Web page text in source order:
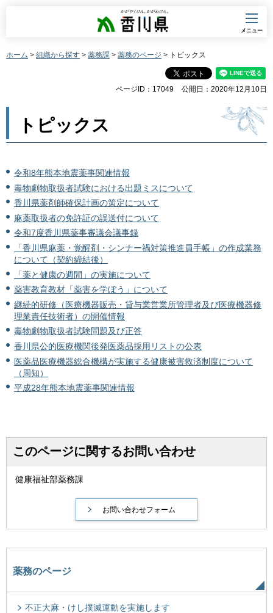
香川県
メニュー
ホーム > 組織から探す > 薬務課 > 薬務のページ > トピックス
ページID：17049 公開日：2020年12月10日
トピックス
令和8年熊本地震薬事関連情報
毒物劇物取扱者試験における出題ミスについて
香川県薬剤師確保計画の策定について
麻薬取扱者の免許証の誤送付について
令和7度香川県薬事審議会議事録
「香川県麻薬・覚醒剤・シンナー禍対策推進員手帳」の作成業務
について（契約締結後）
「薬と健康の週間」の実施について
薬害教育教材「薬害を学ぼう」について
継続的研修（医療機器販売・貸与業営業所管理者及び医療機器修
理業責任技術者）の開催情報
毒物劇物取扱者試験問題及び正答
香川県公的医療機関後発医薬品採用リストの公表
医薬品医療機器総合機構が実施する健康被害救済制度について
（周知）
平成28年熊本地震薬事関連情報
このページに関するお問い合わせ
健康福祉部薬務課
薬務のページ
不正大麻・けし撲滅運動を実施します